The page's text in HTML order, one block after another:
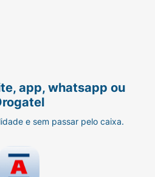
Natural
app, whatsapp ou
e sem passar pelo caixa.